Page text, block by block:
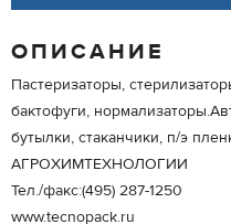
ОПИСАНИЕ
Пастеризаторы,
бактофуги,
бутылки, стаканчики, п/э
АГРОХИМТЕХНОЛОГИИ
Тел./факс:(495) 287-1250
www.tecnopack.ru